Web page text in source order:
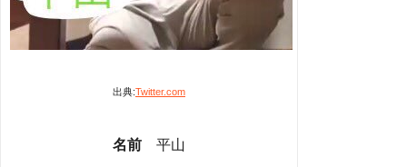
出典:Twitter.com
名前 平山